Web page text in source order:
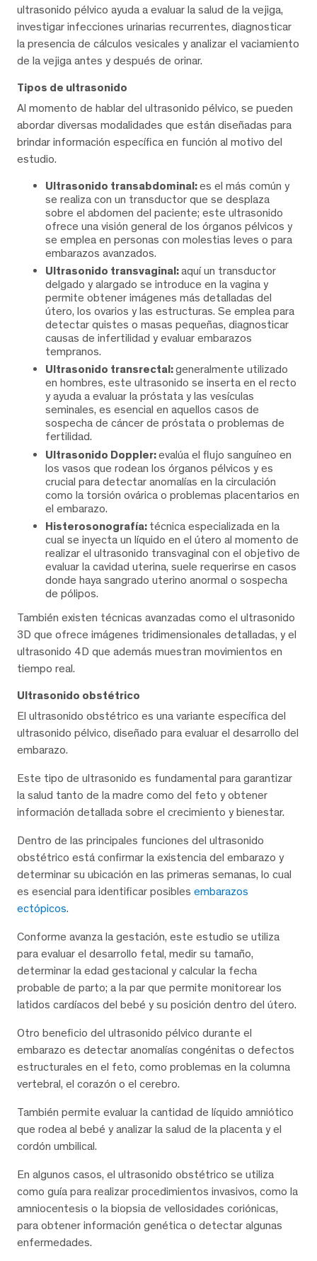
ultrasonido pélvico ayuda a evaluar la salud de la vejiga,
investigar infecciones urinarias recurrentes, diagnosticar
la presencia de cálculos vesicales y analizar el vaciamiento
de la vejiga antes y después de orinar.
Tipos de ultrasonido
Al momento de hablar del ultrasonido pélvico, se pueden
abordar diversas modalidades que están diseñadas para
brindar información específica en función al motivo del
estudio.
Ultrasonido transabdominal:es el más común y
se realiza con un transductor que se desplaza
sobre el abdomen del paciente; este ultrasonido
ofrece una visión general de los órganos pélvicos y
se emplea en personas con molestias leves o para
embarazos avanzados.
Ultrasonido transvaginal:aquí un transductor
delgado y alargado se introduce en la vagina y
permite obtener imágenes más detalladas del
útero, los ovarios y las estructuras. Se emplea para
detectar quistes o masas pequeñas, diagnosticar
causas de infertilidad y evaluar embarazos
tempranos.
Ultrasonido transrectal:generalmente utilizado
en hombres, este ultrasonido se inserta en el recto
y ayuda a evaluar la próstata y las vesículas
seminales, es esencial en aquellos casos de
sospecha de cáncer de próstata o problemas de
fertilidad.
Ultrasonido Doppler:evalúa el flujo sanguíneo en
los vasos que rodean los órganos pélvicos y es
crucial para detectar anomalías en la circulación
como la torsión ovárica o problemas placentarios en
el embarazo.
Histerosonografía: técnica especializada en la
cual se inyecta un líquido en el útero al momento de
realizar el ultrasonido transvaginal con el objetivo de
evaluar la cavidad uterina, suele requerirse en casos
donde haya sangrado uterino anormal o sospecha
de pólipos.
También existen técnicas avanzadas como el ultrasonido
3D que ofrece imágenes tridimensionales detalladas, y el
ultrasonido 4D que además muestran movimientos en
tiempo real.
Ultrasonido obstétrico
El ultrasonido obstétrico es una variante específica del
ultrasonido pélvico, diseñado para evaluar el desarrollo del
embarazo.
Este tipo de ultrasonido es fundamental para garantizar
la salud tanto de la madre como del feto y obtener
información detallada sobre el crecimiento y bienestar.
Dentro de las principales funciones del ultrasonido
obstétrico está confirmar la existencia del embarazo y
determinar su ubicación en las primeras semanas, lo cual
es esencial para identificar posibles embarazos
ectópicos.
Conforme avanza la gestación, este estudio se utiliza
para evaluar el desarrollo fetal, medir su tamaño,
determinar la edad gestacional y calcular la fecha
probable de parto; a la par que permite monitorear los
latidos cardíacos del bebé y su posición dentro del útero.
Otro beneficio del ultrasonido pélvico durante el
embarazo es detectar anomalías congénitas o defectos
estructurales en el feto, como problemas en la columna
vertebral, el corazón o el cerebro.
También permite evaluar la cantidad de líquido amniótico
que rodea al bebé y analizar la salud de la placenta y el
cordón umbilical.
En algunos casos, el ultrasonido obstétrico se utiliza
como guía para realizar procedimientos invasivos, como la
amniocentesis o la biopsia de vellosidades coriónicas,
para obtener información genética o detectar algunas
enfermedades.